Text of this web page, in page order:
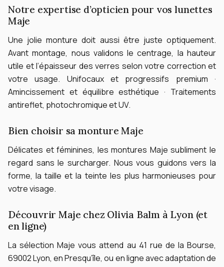
Notre expertise d’opticien pour vos lunettes
Maje
Une jolie monture doit aussi être juste optiquement.
Avant montage, nous validons le centrage, la hauteur
utile et l’épaisseur des verres selon votre correction et
votre usage.
Unifocaux et progressifs premium ·
Amincissement et équilibre esthétique · Traitements
antireflet, photochromique et UV.
Bien choisir sa monture Maje
Délicates et féminines, les montures Maje subliment le
regard sans le surcharger. Nous vous guidons vers la
forme, la taille et la teinte les plus harmonieuses pour
votre visage.
Découvrir Maje chez Olivia Balm à Lyon (et
en ligne)
La sélection Maje vous attend au 41 rue de la Bourse,
69002 Lyon, en Presqu’île, ou en ligne avec adaptation de